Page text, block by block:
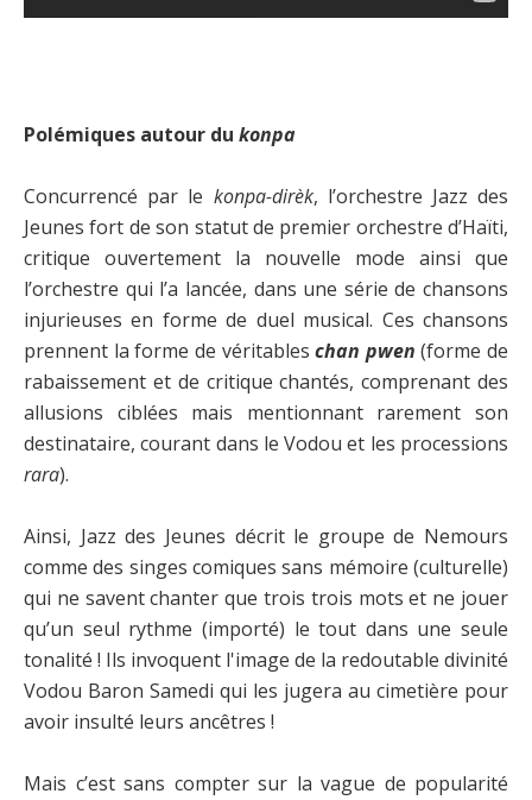
Polémiques autour du konpa
Concurrencé par le konpa-dirèk, l’orchestre Jazz des
Jeunes fort de son statut de premier orchestre d’Haïti,
critique ouvertement la nouvelle mode ainsi que
l’orchestre qui l’a lancée, dans une série de chansons
injurieuses en forme de duel musical. Ces chansons
prennent la forme de véritableschan pwen (forme de
rabaissement et de critique chantés, comprenant des
allusions ciblées mais mentionnant rarement son
destinataire, courant dans le Vodou et les processions
rara).
Ainsi, Jazz des Jeunes décrit le groupe de Nemours
comme des singes comiques sans mémoire (culturelle)
qui ne savent chanter que trois trois mots et ne jouer
qu’un seul rythme (importé) le tout dans une seule
tonalité ! Ils invoquent l'image de la redoutable divinité
Vodou Baron Samedi qui les jugera au cimetière pour
avoir insulté leurs ancêtres !
Mais c’est sans compter sur la vague de popularité